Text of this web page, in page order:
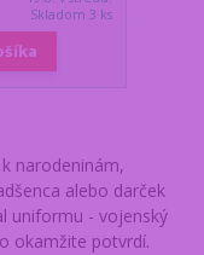
Skladom 3 ks
k narodeninám,
alebo darček
uniformu - vojenský
okamžite potvrdí.